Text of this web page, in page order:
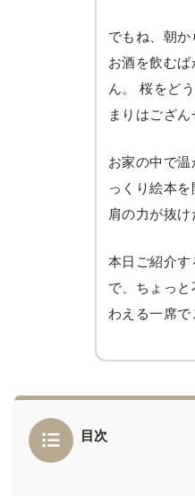
でもね、朝
お酒を飲む
ん。 桜をど
まりはござん
お家の中で
っくり絵本
肩の力が抜け
本日ご紹介す
で、ちょっ
わえる一席で
目次